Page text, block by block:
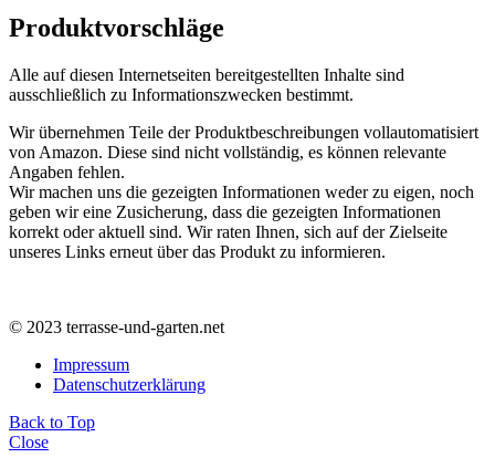
Produktvorschläge
Alle auf diesen Internetseiten bereitgestellten Inhalte sind
ausschließlich zu Informationszwecken bestimmt.
Wir übernehmen Teile der Produktbeschreibungen vollautomatisiert
von Amazon. Diese sind nicht vollständig, es können relevante
Angaben fehlen.
Wir machen uns die gezeigten Informationen weder zu eigen, noch
geben wir eine Zusicherung, dass die gezeigten Informationen
korrekt oder aktuell sind. Wir raten Ihnen, sich auf der Zielseite
unseres Links erneut über das Produkt zu informieren.
© 2023 terrasse-und-garten.net
Impressum
Datenschutzerklärung
Back to Top
Close